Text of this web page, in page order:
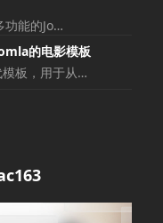
功能的Jo…
的电影模板
板，用于从…